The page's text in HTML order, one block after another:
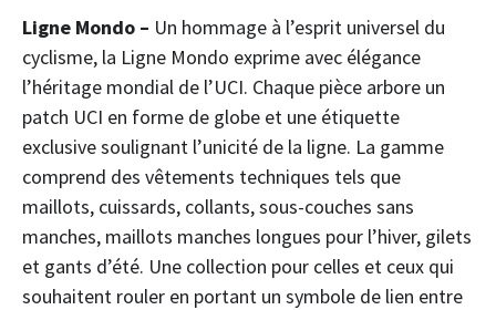
Ligne Mondo – Un hommage à l’esprit universel du
cyclisme, la Ligne Mondo exprime avec élégance
l’héritage mondial de l’UCI. Chaque pièce arbore un
patch UCI en forme de globe et une étiquette
exclusive soulignant l’unicité de la ligne. La gamme
comprend des vêtements techniques tels que
maillots, cuissards, collants, sous-couches sans
manches, maillots manches longues pour l’hiver, gilets
et gants d’été. Une collection pour celles et ceux qui
souhaitent rouler en portant un symbole de lien entre